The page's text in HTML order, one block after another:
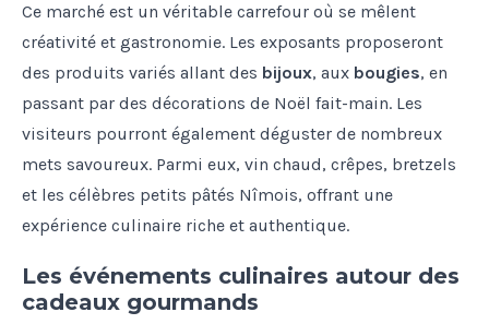
Ce marché est un véritable carrefour où se mêlent
créativité et gastronomie. Les exposants proposeront
des produits variés allant des bijoux, aux bougies, en
passant par des décorations de Noël fait-main. Les
visiteurs pourront également déguster de nombreux
mets savoureux. Parmi eux, vin chaud, crêpes, bretzels
et les célèbres petits pâtés Nîmois, offrant une
expérience culinaire riche et authentique.
Les événements culinaires autour des
cadeaux gourmands